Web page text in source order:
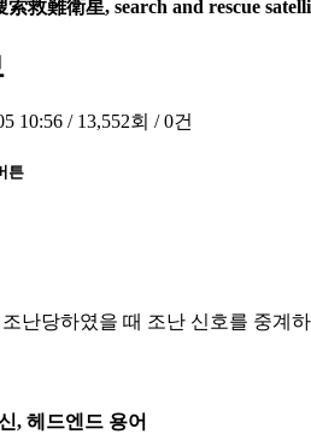
救難衛星, search and rescue
10:56 / 13,552회 / 0건
튼
난당하였을 때 조난 신호를 중계
, 헤드엔드 용어